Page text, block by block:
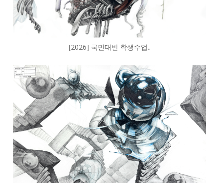
[2026] 국민대반 학생수업..